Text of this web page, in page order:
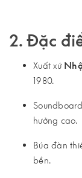
2. Đặc
Xuất xứ
1980.
hưởng cao.
Búa đàn
bền.